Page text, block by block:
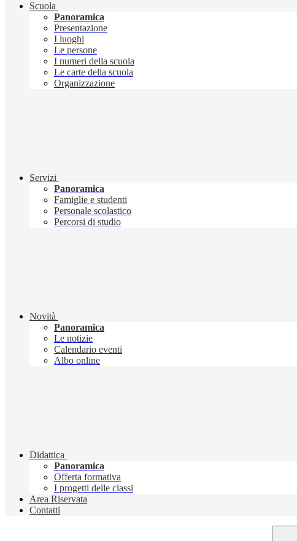
Scuola
Panoramica
Presentazione
I luoghi
Le persone
I numeri della scuola
Le carte della scuola
Organizzazione
Servizi
Panoramica
Famiglie e studenti
Personale scolastico
Percorsi di studio
Novità
Panoramica
Le notizie
Calendario eventi
Albo online
Didattica
Panoramica
Offerta formativa
I progetti delle classi
Area Riservata
Contatti